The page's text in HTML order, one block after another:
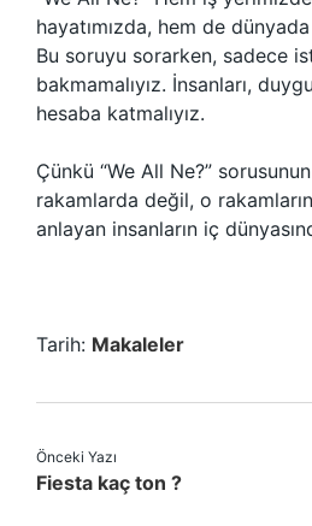
hayatımızda, hem de
Bu soruyu sorarken, sadece
bakmamalıyız. İnsanları,
hesaba katmalıyız.
Çünkü “We All Ne?”
rakamlarda değil, o
anlayan insanların iç
Tarih: Makaleler
Önceki Yazı
Fiesta kaç ton ?